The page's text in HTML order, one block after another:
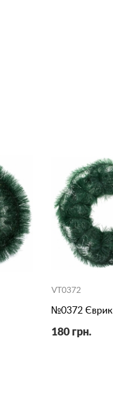
VT0372
№0372 Єврик
180 грн.